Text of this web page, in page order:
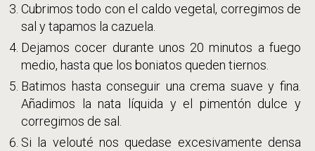
Cubrimos todo con el caldo vegetal, corregimos de
sal y tapamos la cazuela.
Dejamos cocer durante unos 20 minutos a fuego
medio, hasta que los boniatos queden tiernos.
Batimos hasta conseguir una crema suave y fina.
Añadimos la nata líquida y el pimentón dulce y
corregimos de sal.
Si la velouté nos quedase excesivamente densa